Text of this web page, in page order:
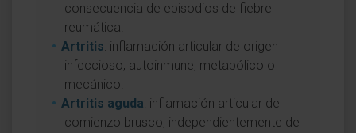
consecuencia de episodios de fiebre
reumática.
Artritis: inflamación articular de origen
infeccioso, autoinmune, metabólico o
mecánico.
Artritis aguda: inflamación articular de
comienzo brusco, independientemente de